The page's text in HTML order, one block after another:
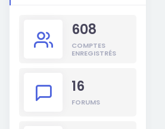
608
COMPTES
ENREGISTRÉS
16
FORUMS